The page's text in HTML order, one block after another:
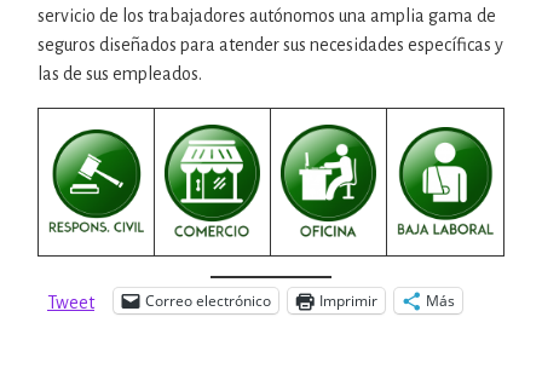
servicio de los trabajadores autónomos una amplia gama de
seguros diseñados para atender sus necesidades específicas y
las de sus empleados.
Tweet Correo electrónico Imprimir Más